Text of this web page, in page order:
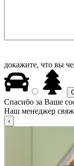
докажите, что вы
Спасибо за Ваше
Наш менеджер